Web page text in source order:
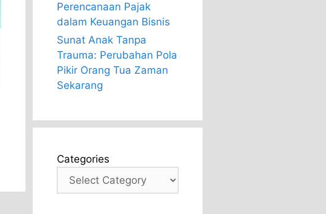
Perencanaan Pajak
dalam Keuangan Bisnis
Sunat Anak Tanpa
Trauma: Perubahan Pola
Pikir Orang Tua Zaman
Sekarang
Categories